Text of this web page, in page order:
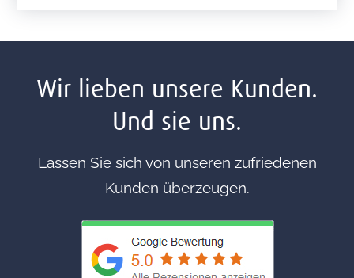
Wir lieben unsere Kunden.
Und sie uns.
Lassen Sie sich von unseren zufriedenen
Kunden überzeugen.